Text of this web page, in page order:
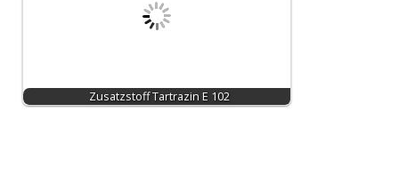
Zusatzstoff Tartrazin E 102